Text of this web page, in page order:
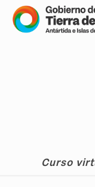
Curso